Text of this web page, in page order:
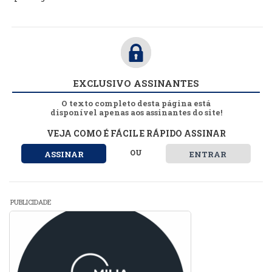
EXCLUSIVO ASSINANTES
O texto completo desta página está
disponível apenas aos assinantes do site!
VEJA COMO É FÁCIL E RÁPIDO ASSINAR
ASSINAR OU ENTRAR
PUBLICIDADE